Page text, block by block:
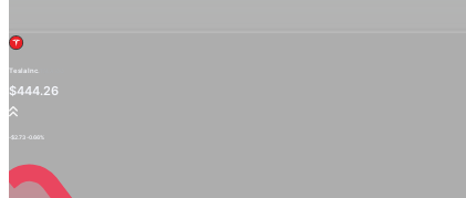
Tesla Inc.
$444.26
-$2.73 -0.66%